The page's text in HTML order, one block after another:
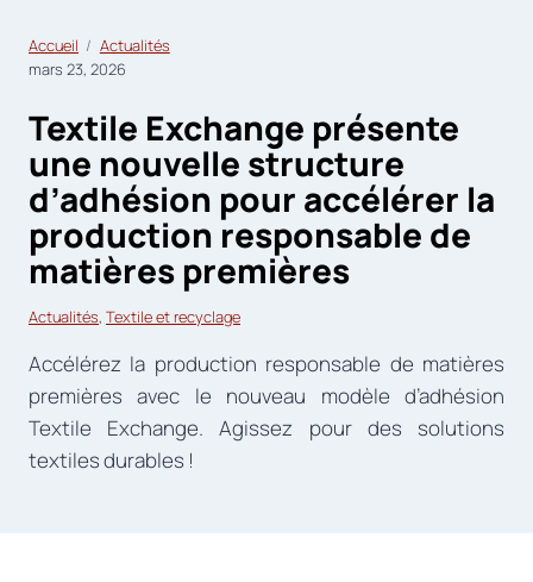
Accueil
Actualités
mars 23, 2026
Textile Exchange présente
une nouvelle structure
d’adhésion pour accélérer la
production responsable de
matières premières
Actualités, Textile et recyclage
Accélérez la production responsable de matières
premières avec le nouveau modèle d’adhésion
Textile Exchange. Agissez pour des solutions
textiles durables !